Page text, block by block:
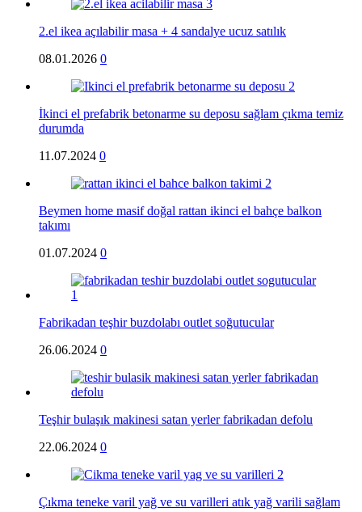
2.el ikea açılabilir masa + 4 sandalye ucuz satılık
08.01.2026 0
İkinci el prefabrik betonarme su deposu sağlam çıkma temiz
durumda
11.07.2024 0
Beymen home masif doğal rattan ikinci el bahçe balkon
takımı
01.07.2024 0
Fabrikadan teşhir buzdolabı outlet soğutucular
26.06.2024 0
Teşhir bulaşık makinesi satan yerler fabrikadan defolu
22.06.2024 0
Çıkma teneke varil yağ ve su varilleri atık yağ varili sağlam